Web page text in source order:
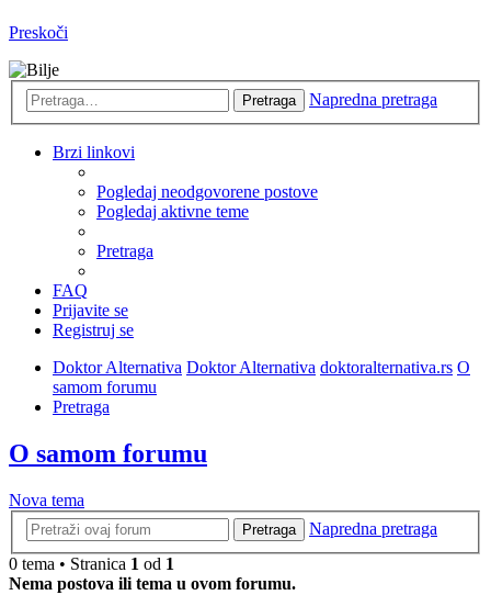
Preskoči
Pretraga Napredna pretraga
Brzi linkovi
Pogledaj neodgovorene postove
Pogledaj aktivne teme
Pretraga
FAQ
Prijavite se
Registruj se
Doktor Alternativa Doktor Alternativa doktoralternativa.rs O
samom forumu
Pretraga
O samom forumu
Nova tema
Pretraga
Napredna pretraga
0 tema • Stranica 1 od 1
Nema postova ili tema u ovom forumu.